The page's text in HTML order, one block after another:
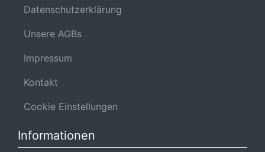
Datenschutzerklärung
Unsere AGBs
Impressum
Kontakt
Cookie Einstellungen
Informationen